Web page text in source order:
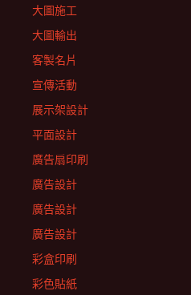
大圖施工
大圖輸出
客製名片
宣傳活動
展示架設計
平面設計
廣告扇印刷
廣告設計
廣告設計
廣告設計
彩盒印刷
彩色貼紙